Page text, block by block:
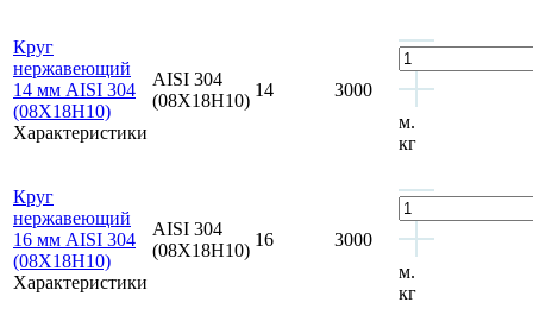
Круг
нержавеющий
14 мм AISI 304
(08Х18Н10)
Характеристики
AISI 304
(08Х18Н10)
14
3000
м.
кг
Круг
нержавеющий
16 мм AISI 304
(08Х18Н10)
Характеристики
AISI 304
(08Х18Н10)
16
3000
м.
кг